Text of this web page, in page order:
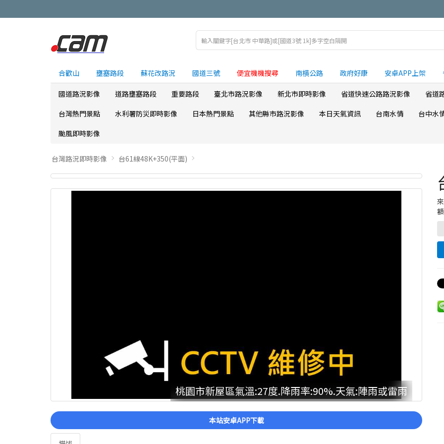
合歡山 壅塞路段 蘇花改路況 國道三號 便宜機機搜尋 南横公路 政府好康 安卓APP上架
國道路況影像 道路壅塞路段 重要路段 臺北市路況影像 新北市即時影像 省道快速公路路況影像
省道
台灣熱門景點
水利署防災即時影像 日本熱門景點 其他縣市路況影像 本日天氣資訊 台南水情
台中水
颱風即時影像
台灣路況即時影像 台61線48K+350(平面)
桃園市新屋區氣溫:27度.降雨率:90%.天氣:陣雨或雷雨
本站安卓APP下載